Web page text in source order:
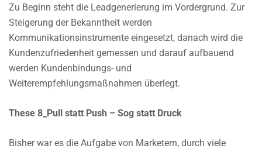
Zu Beginn steht die Leadgenerierung im Vordergrund. Zur
Steigerung der Bekanntheit werden
Kommunikationsinstrumente eingesetzt, danach wird die
Kundenzufriedenheit gemessen und darauf aufbauend
werden Kundenbindungs- und
Weiterempfehlungsmaßnahmen überlegt.
These 8_Pull statt Push – Sog statt Druck
Bisher war es die Aufgabe von Marketern, durch viele